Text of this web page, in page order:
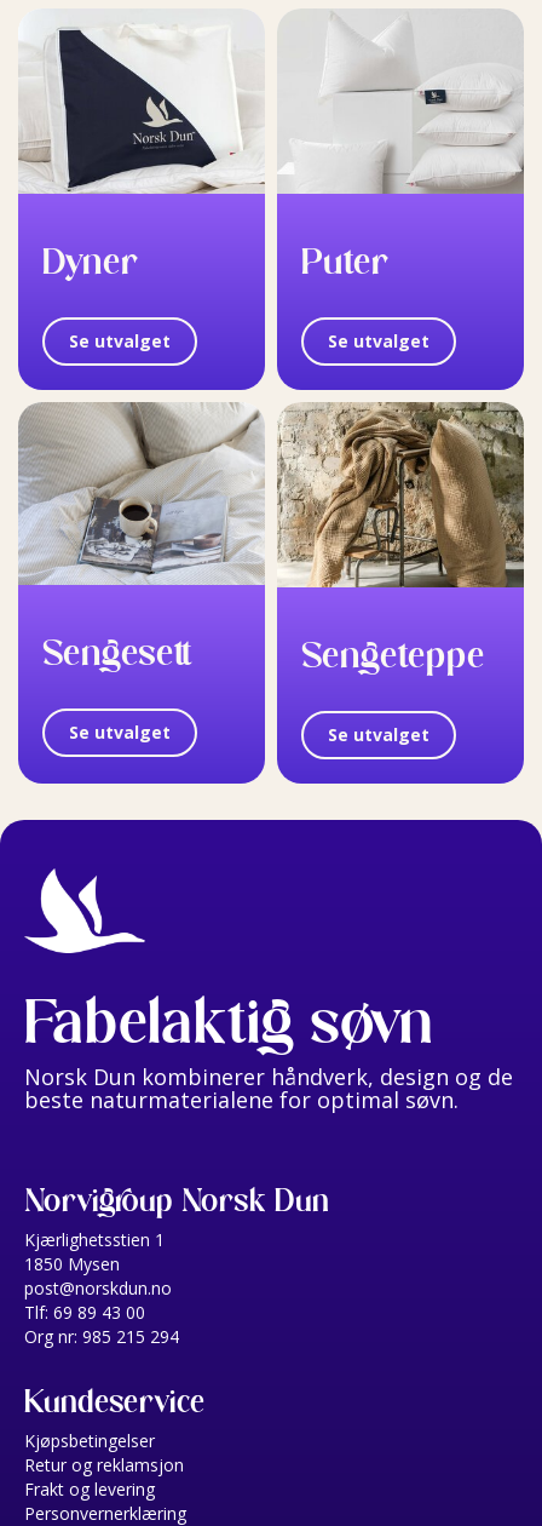
Dyner
Se utvalget
Puter
Se utvalget
Sengesett
Se utvalget
Sengeteppe
Se utvalget
Fabelaktig søvn
Norsk Dun kombinerer håndverk, design og de
beste naturmaterialene for optimal søvn.
Norvigroup Norsk Dun
Kjærlighetsstien 1
1850 Mysen
post@norskdun.no
Tlf: 69 89 43 00
Org nr: 985 215 294
Kundeservice
Kjøpsbetingelser
Retur og reklamsjon
Frakt og levering
Personvernerklæring